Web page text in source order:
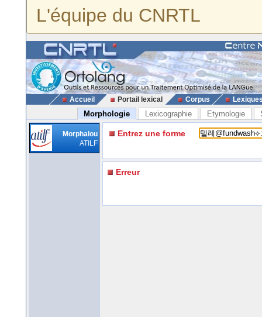
L'équipe du CNRTL
Accueil Portail lexical Corpus
Morphologie Lexicographie Etymologie
Morphalou
ATILF
Entrez une forme
Erreur